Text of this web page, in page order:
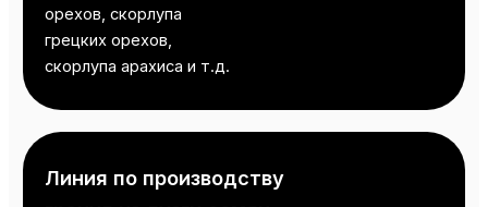
орехов, скорлупа
грецких орехов,
скорлупа арахиса и т.д.
Линия по производству